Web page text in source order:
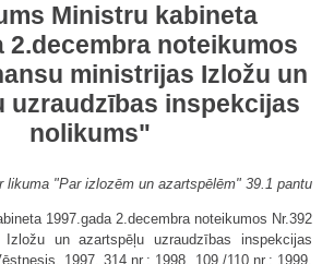
Ministru kabineta
2.decembra noteikumos
ministrijas Izložu un
uzraudzības inspekcijas
nolikums"
likuma "Par izlozēm un azartspēlēm" 39.1 pantu
1997.gada 2.decembra noteikumos Nr.392
un azartspēļu uzraudzības inspekcijas
1997, 314.nr.; 1998, 109./110.nr.; 1999,